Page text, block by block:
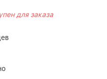
для заказа